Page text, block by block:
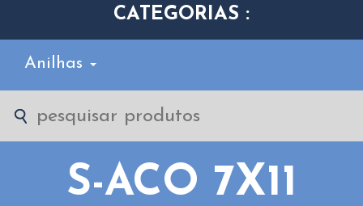
CATEGORIAS :
Anilhas
S-ACO 7X11